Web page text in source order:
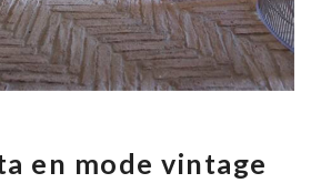
en mode vintage